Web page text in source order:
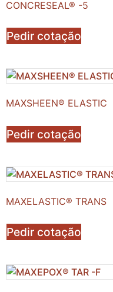
CONCRESEAL® -5
Pedir cotação
MAXSHEEN® ELASTIC
Pedir cotação
MAXELASTIC® TRANS
Pedir cotação